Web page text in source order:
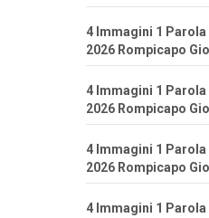
4 Immagini 1
2026 Rompicapo
4 Immagini 1
2026 Rompicapo
4 Immagini 1
2026 Rompicapo
4 Immagini 1